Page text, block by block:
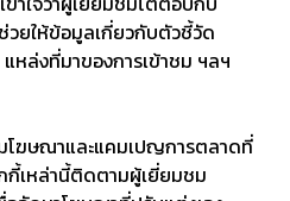
วยให้ข้อมูลเกี่ยวกับตัวชี้วัด
หล่งที่มาของการเข้าชม ฯลฯ
โฆษณาและแคมเปญการตลาดที่
กี้เหล่านี้ติดตามผู้เยี่ยมชม